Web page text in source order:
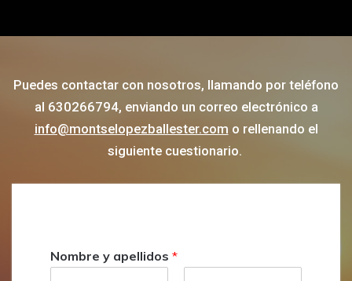
Puedes contactar con nosotros, llamando por teléfono
al 630266794, enviando un correo electrónico a
info@montselopezballester.com o rellenando el
siguiente cuestionario.
Nombre y apellidos *